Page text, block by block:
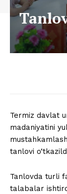
Termiz davlat
madaniyatini
tanlovi
Tanlovda turli
talabalar